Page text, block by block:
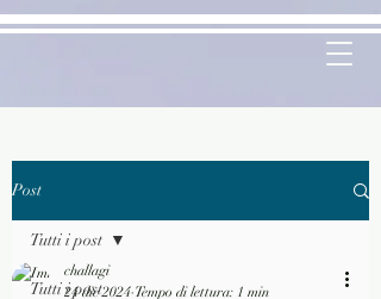
Post
Tutti i post
Tutti i post
challagi
24 dic 2024 Tempo di lettura: 1 min